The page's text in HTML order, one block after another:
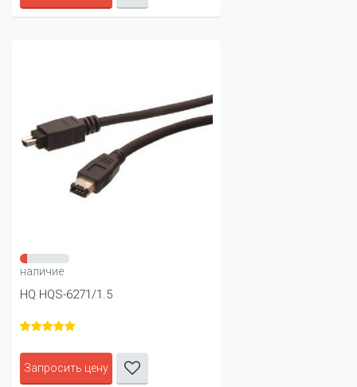
наличие
HQ HQS-6271/1.5
Запросить цену